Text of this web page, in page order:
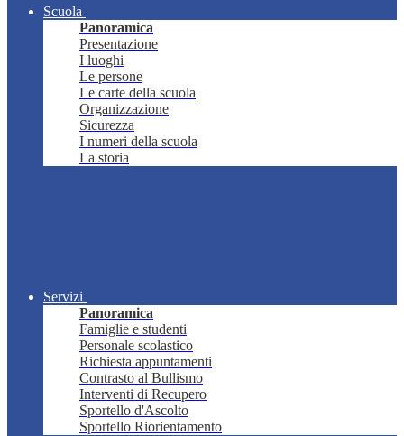
Scuola
Panoramica
Presentazione
I luoghi
Le persone
Le carte della scuola
Organizzazione
Sicurezza
I numeri della scuola
La storia
Servizi
Panoramica
Famiglie e studenti
Personale scolastico
Richiesta appuntamenti
Contrasto al Bullismo
Interventi di Recupero
Sportello d'Ascolto
Sportello Riorientamento